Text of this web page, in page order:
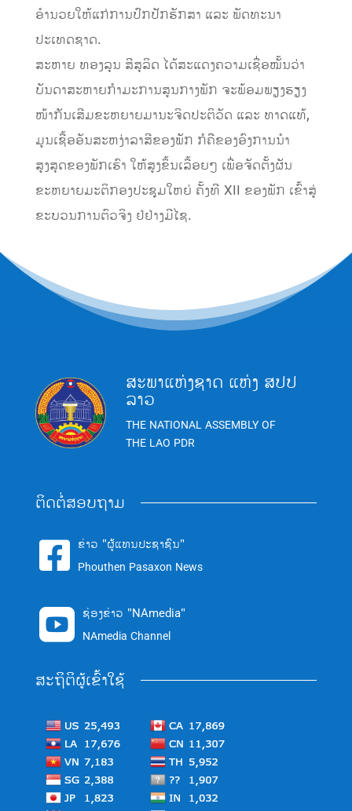
ອໍານວຍໃຫ້ແກ່ການປົກປັກຮັກສາ ແລະ ພັດທະນາ
ປະເທດຊາດ.
ສະຫາຍ ທອງລຸນ ສີສຸລິດ ໄດ້ສະແດງຄວາມເຊື່ອໝັ້ນວ່າ
ບັນດາສະຫາຍກຳມະການສູນກາງພັກ ຈະພ້ອມພຽງຮຽງ
ໜ້າກັນເສີມຂະຫຍາຍມານະຈິດປະຕິວັດ ແລະ ທາດແທ້,
ມູນເຊື້ອອັນສະຫງ່າລາສີຂອງພັກ ກໍຄືຂອງອົງການນຳ
ສູງສຸດຂອງພັກເຮົາ ໃຫ້ສູງຂຶ້ນເລື້ອຍໆ ເພື່ອຈັດຕັ້ງຜັນ
ຂະຫຍາຍມະຕິກອງປະຊຸມໃຫຍ່ ຄັ້ງທີ XII ຂອງພັກ ເຂົ້າສູ່
ຂະບວນການຕົວຈິງ ຢ່ຢ່າງມີໄຊ.
ສະພາແຫ່ງຊາດ ແຫ່ງ ສປປ
ລາວ
THE NATIONAL ASSEMBLY OF
THE LAO PDR
ຕິດຕໍ່ສອບຖາມ
 ຂ່າວ "ຜູ້ແທນປະຊາຊົນ"
Phouthen Pasaxon News
 ຊ່ອງຂ່າວ "NAmedia"
NAmedia Channel
ສະຖິຕິຜູ້ເຂົ້າໃຊ້